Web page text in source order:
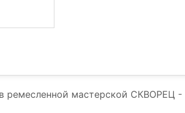
ремесленной мастерской СКВОРЕЦ -